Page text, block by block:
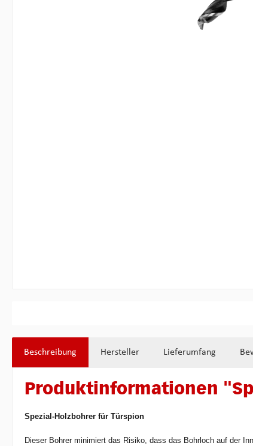
Beschreibung Hersteller Lieferumfang
Produktinformationen
Spezial-Holzbohrer für Türspion
Dieser Bohrer minimiert das Risiko, dass das Bohrloch auf der